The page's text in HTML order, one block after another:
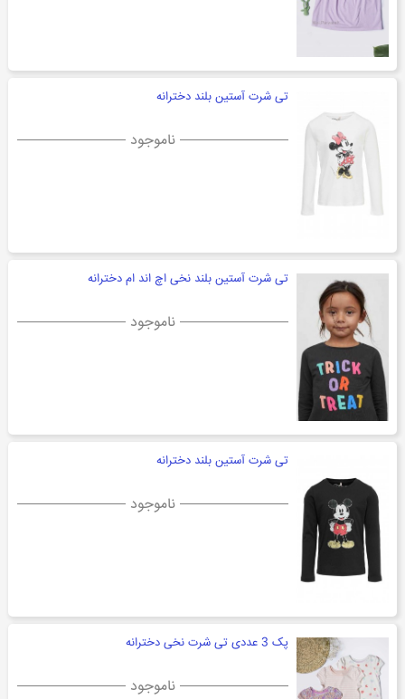
تی شرت آستین بلند دخترانه
ناموجود
تی شرت آستین بلند نخی اچ اند ام دخترانه
ناموجود
تی شرت آستین بلند دخترانه
ناموجود
پک 3 عددی تی شرت نخی دخترانه
ناموجود